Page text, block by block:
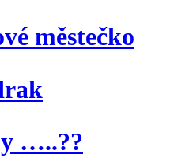
městečko
…..??